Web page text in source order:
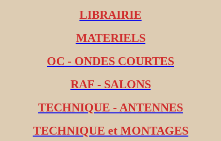
LIBRAIRIE
MATERIELS
OC - ONDES COURTES
RAF - SALONS
TECHNIQUE - ANTENNES
TECHNIQUE et MONTAGES